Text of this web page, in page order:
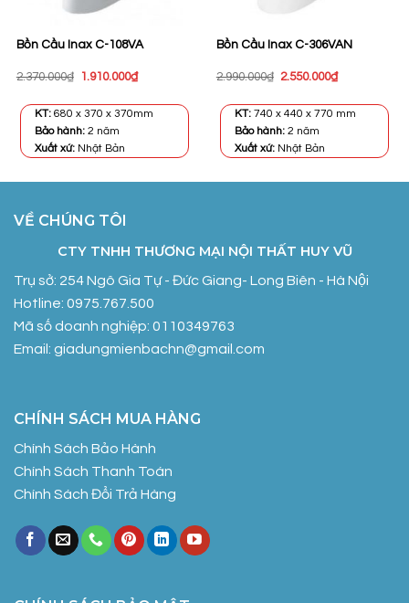
Bồn Cầu Inax C-108VA
2.370.000₫
Giá
2.370.000₫.
1.910.000₫Giá
là:
KT: 680 x 370 x 370mm
Bảo hành:2 năm
Xuất xứ: Nhật Bản
Bồn Cầu Inax C-306VAN
2.990.000₫ Giá
2.990.000₫.
2.550.000₫Giá
là:
KT: 740 x 440 x 770 mm
Bảo hành:2 năm
Xuất xứ: Nhật Bản
VỀ CHÚNG TÔI
CTY TNHH THƯƠNG MẠI NỘI THẤT HUY VŨ
Trụ sở: 254 Ngô Gia Tự - Đức Giang- Long Biên - Hà Nội
Hotline: 0975.767.500
Mã số doanh nghiệp: 0110349763
Email: giadungmienbachn@gmail.com
CHÍNH SÁCH MUA HÀNG
Chính Sách Bảo Hành
Chính Sách Thanh Toán
Chính Sách Đổi Trả Hàng